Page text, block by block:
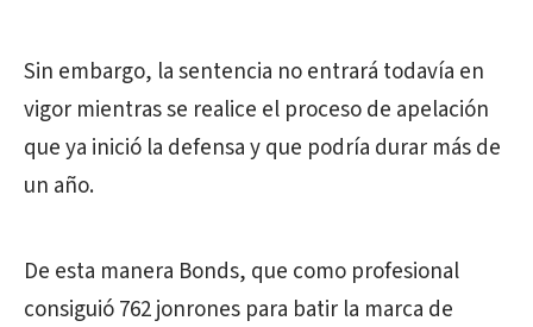
Sin embargo, la sentencia no entrará todavía en
vigor mientras se realice el proceso de apelación
que ya inició la defensa y que podría durar más de
un año.
De esta manera Bonds, que como profesional
consiguió 762 jonrones para batir la marca de